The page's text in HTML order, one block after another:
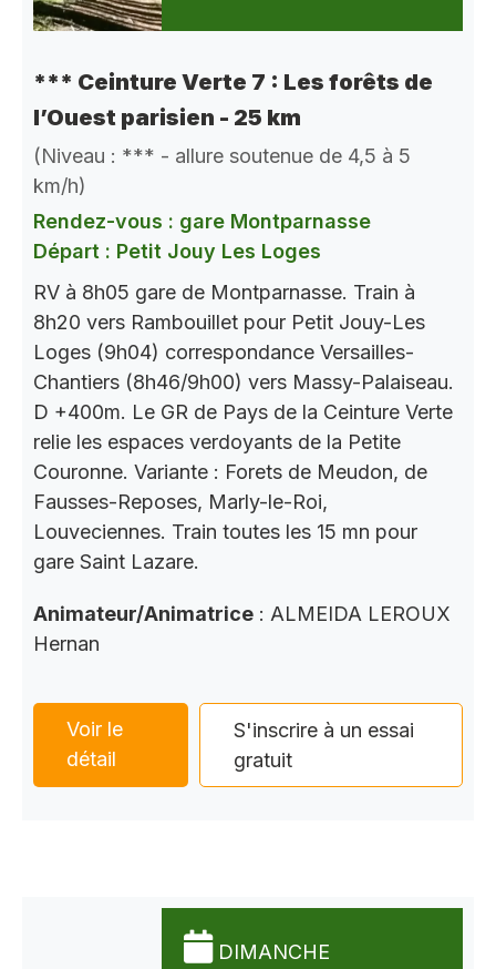
*** Ceinture Verte 7 : Les forêts de
l’Ouest parisien - 25 km
(Niveau : *** - allure soutenue de 4,5 à 5
km/h)
Rendez-vous : gare Montparnasse
Départ : Petit Jouy Les Loges
RV à 8h05 gare de Montparnasse. Train à
8h20 vers Rambouillet pour Petit Jouy-Les
Loges (9h04) correspondance Versailles-
Chantiers (8h46/9h00) vers Massy-Palaiseau.
D +400m. Le GR de Pays de la Ceinture Verte
relie les espaces verdoyants de la Petite
Couronne. Variante : Forets de Meudon, de
Fausses-Reposes, Marly-le-Roi,
Louveciennes. Train toutes les 15 mn pour
gare Saint Lazare.
Animateur/Animatrice : ALMEIDA LEROUX
Hernan
Voir le
détail
S'inscrire à un essai
gratuit
DIMANCHE